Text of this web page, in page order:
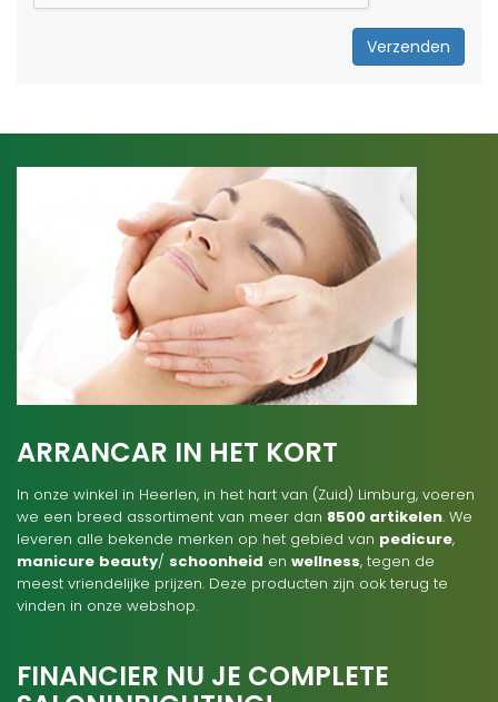
Verzenden
ARRANCAR IN HET KORT
In onze winkel in Heerlen, in het hart van (Zuid) Limburg, voeren
we een breed assortiment van meer dan 8500 artikelen. We
leveren alle bekende merken op het gebied van pedicure,
manicure beauty/ schoonheid en wellness, tegen de
meest vriendelijke prijzen. Deze producten zijn ook terug te
vinden in onze webshop.
FINANCIER NU JE COMPLETE